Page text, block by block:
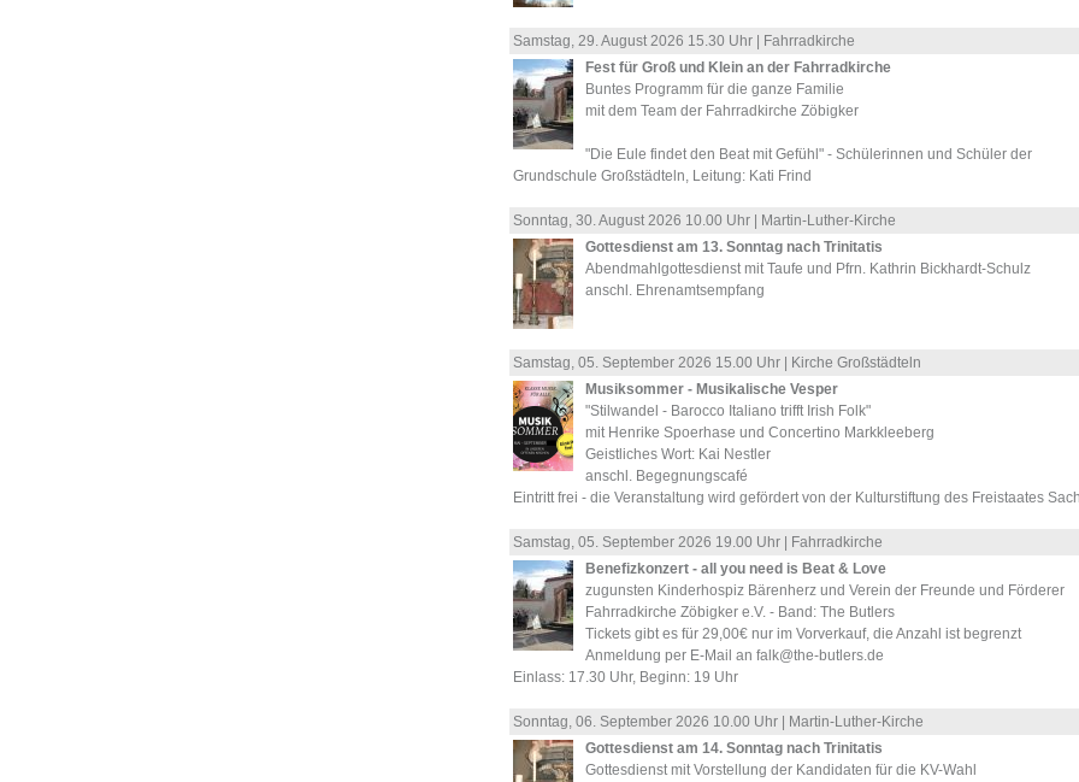
Samstag, 29.August2026 15.30 Uhr |
Fahrradkirche
Fest für Groß und Klein an der Fahrradkirche
Buntes Programm für die ganze Familie
mit dem Team der Fahrradkirche Zöbigker
"Die Eule findet den Beat mit Gefühl" - Schülerinnen und Schüler der
Grundschule Großstädteln, Leitung: Kati Frind
Sonntag, 30.August2026 10.00 Uhr |
Martin-Luther-Kirche
Gottesdienst am 13. Sonntag nach Trinitatis
Abendmahlgottesdienst mit Taufe und Pfrn. Kathrin Bickhardt-Schulz
anschl. Ehrenamtsempfang
Samstag, 05. September2026 15.00 Uhr |
Kirche Großstädteln
Musiksommer - Musikalische Vesper
"Stilwandel - Barocco Italiano trifft Irish Folk"
mit Henrike Spoerhase und Concertino Markkleeberg
Geistliches Wort: Kai Nestler
anschl. Begegnungscafé
Eintritt frei - die Veranstaltung wird gefördert von der Kulturstiftung des Freistaates
Samstag, 05. September2026 19.00 Uhr |
Fahrradkirche
Benefizkonzert - all you need is Beat & Love
zugunsten Kinderhospiz Bärenherz und Verein der Freunde und Förderer
Fahrradkirche Zöbigker e.V. - Band: The Butlers
Tickets gibt es für 29,00€ nur im Vorverkauf, die Anzahl ist begrenzt
Anmeldung per E-Mail an falk@the-butlers.de
Einlass: 17.30 Uhr, Beginn: 19 Uhr
Sonntag, 06. September2026 10.00 Uhr |
Martin-Luther-Kirche
Gottesdienst am 14. Sonntag nach Trinitatis
Gottesdienst mit Vorstellung der Kandidaten für die KV-Wahl